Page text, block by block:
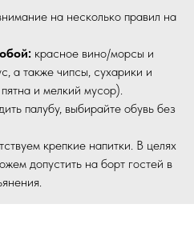
на несколько правил на
красное вино/морсы и
а также чипсы, сухарики и
и мелкий мусор).
палубу, выбирайте обувь без
крепкие напитки. В целях
допустить на борт гостей в